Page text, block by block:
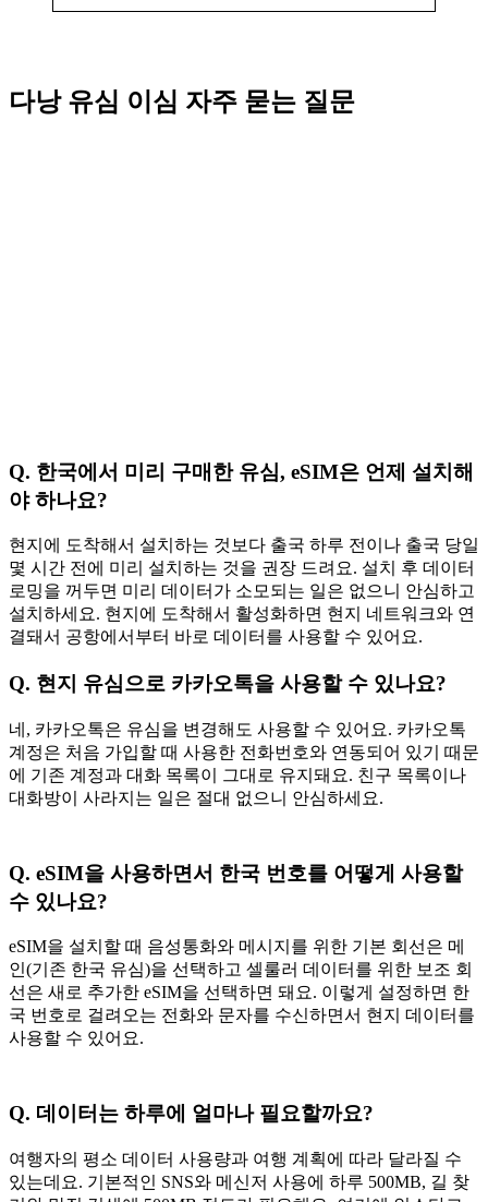
다낭 유심 이심 자주 묻는 질문
Q. 한국에서 미리 구매한 유심, eSIM은 언제 설치해
야 하나요?
현지에 도착해서 설치하는 것보다 출국 하루 전이나 출국 당일
몇 시간 전에 미리 설치하는 것을 권장 드려요. 설치 후 데이터
로밍을 꺼두면 미리 데이터가 소모되는 일은 없으니 안심하고
설치하세요. 현지에 도착해서 활성화하면 현지 네트워크와 연
결돼서 공항에서부터 바로 데이터를 사용할 수 있어요.
Q. 현지 유심으로 카카오톡을 사용할 수 있나요?
네, 카카오톡은 유심을 변경해도 사용할 수 있어요. 카카오톡
계정은 처음 가입할 때 사용한 전화번호와 연동되어 있기 때문
에 기존 계정과 대화 목록이 그대로 유지돼요. 친구 목록이나
대화방이 사라지는 일은 절대 없으니 안심하세요.
Q. eSIM을 사용하면서 한국 번호를 어떻게 사용할
수 있나요?
eSIM을 설치할 때 음성통화와 메시지를 위한 기본 회선은 메
인(기존 한국 유심)을 선택하고 셀룰러 데이터를 위한 보조 회
선은 새로 추가한 eSIM을 선택하면 돼요. 이렇게 설정하면 한
국 번호로 걸려오는 전화와 문자를 수신하면서 현지 데이터를
사용할 수 있어요.
Q. 데이터는 하루에 얼마나 필요할까요?
여행자의 평소 데이터 사용량과 여행 계획에 따라 달라질 수
있는데요. 기본적인 SNS와 메신저 사용에 하루 500MB, 길 찾